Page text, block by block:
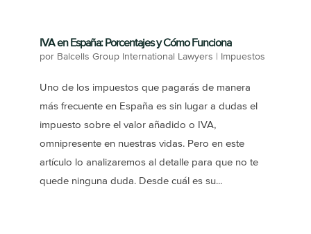
IVA en España: Porcentajes y Cómo Funciona
por Balcells Group International Lawyers Impuestos
Uno de los impuestos que pagarás de manera
más frecuente en España es sin lugar a dudas el
impuesto sobre el valor añadido o IVA,
omnipresente en nuestras vidas. Pero en este
artículo lo analizaremos al detalle para que no te
quede ninguna duda. Desde cuál es su...